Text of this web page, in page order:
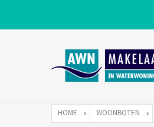
HOME WOONBOTEN